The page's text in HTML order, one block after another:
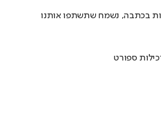
בכתבה, נשמח שתשתפו אותנו
ספורט